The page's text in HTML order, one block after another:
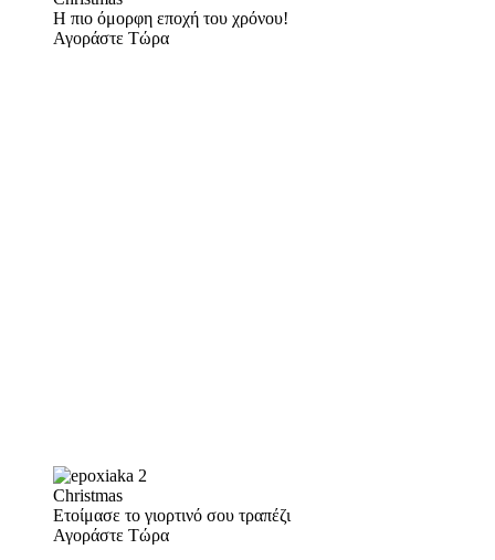
Η πιο όμορφη εποχή του χρόνου!
Αγοράστε Τώρα
Christmas
Ετοίμασε το γιορτινό σου τραπέζι
Αγοράστε Τώρα